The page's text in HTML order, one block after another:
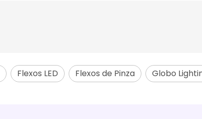
Flexos LED Flexos de Pinza Globo